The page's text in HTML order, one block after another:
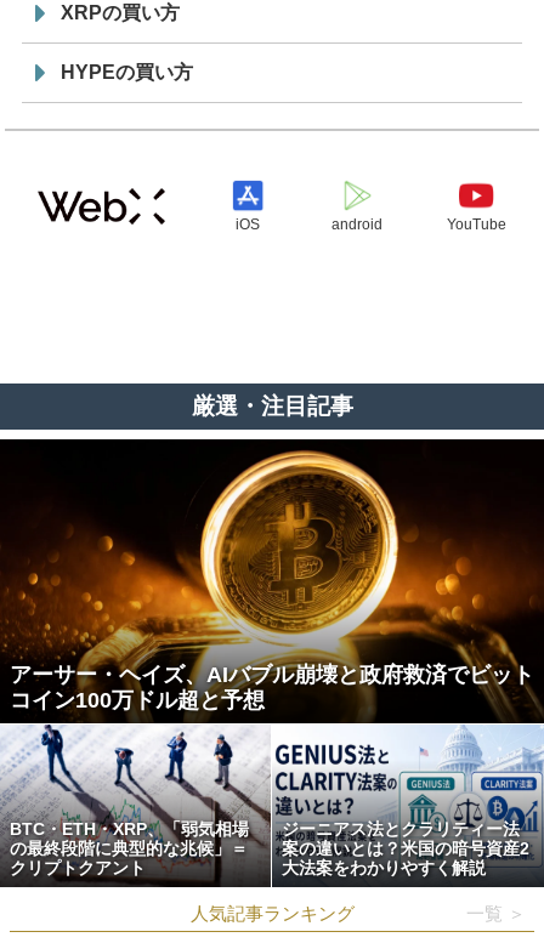
XRPの買い方
HYPEの買い方
iOS android YouTube
厳選・注目記事
アーサー・ヘイズ、AIバブル崩壊と政府救済でビット
コイン100万ドル超と予想
BTC・ETH・XRP、「弱気相場
の最終段階に典型的な兆候」＝
クリプトクアント
ジーニアス法とクラリティー法
案の違いとは？米国の暗号資産2
大法案をわかりやすく解説
人気記事ランキング 一覧 ＞